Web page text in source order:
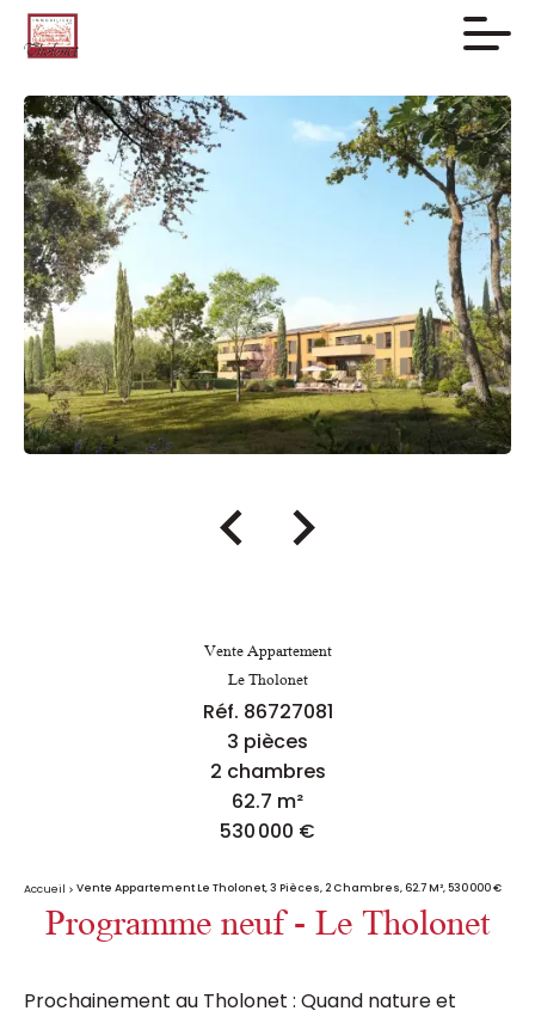
Vente Appartement
Le Tholonet
Réf. 86727081
3 pièces
2 chambres
62.7 m²
530 000 €
Accueil Vente Appartement Le Tholonet, 3 Pièces, 2 Chambres, 62.7 M², 530 000 €
Programme neuf - Le Tholonet
Prochainement au Tholonet : Quand nature et